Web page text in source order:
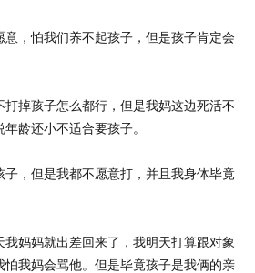
，怕我们养不起孩子，但是孩子肯定会
掉孩子怎么都行，但是我妈这边死活不
龄还小不适合要孩子。
，但是我都不愿意打，并且我身体毕竟
妈妈就出差回来了，我明天打算跟对象
我妈会骂他。但是毕竟孩子是我俩的亲